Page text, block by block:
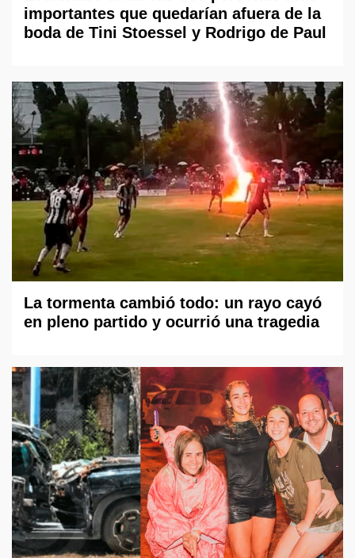
importantes que quedarían afuera de la
boda de Tini Stoessel y Rodrigo de Paul
La tormenta cambió todo: un rayo cayó
en pleno partido y ocurrió una tragedia